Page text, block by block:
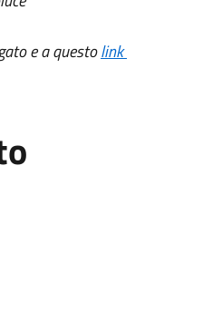
e a questolink